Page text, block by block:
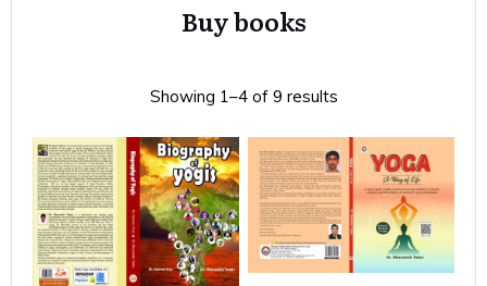
Buy books
Showing 1–4 of 9 results